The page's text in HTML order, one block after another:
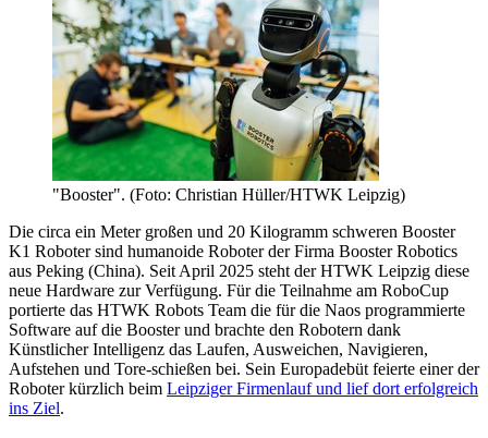
"Booster". (Foto: Christian Hüller/HTWK Leipzig)
Die circa ein Meter großen und 20 Kilogramm schweren Booster
K1 Roboter sind humanoide Roboter der Firma Booster Robotics
aus Peking (China). Seit April 2025 steht der HTWK Leipzig diese
neue Hardware zur Verfügung. Für die Teilnahme am RoboCup
portierte das HTWK Robots Team die für die Naos programmierte
Software auf die Booster und brachte den Robotern dank
Künstlicher Intelligenz das Laufen, Ausweichen, Navigieren,
Aufstehen und Tore-schießen bei. Sein Europadebüt feierte einer der
Roboter kürzlich beim Leipziger Firmenlauf und lief dort erfolgreich
ins Ziel.